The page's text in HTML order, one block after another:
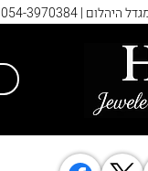
054-3970384